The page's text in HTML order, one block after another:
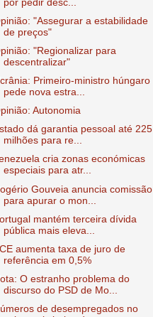
por pedir desc...
"Assegurar a estabilidade
de preços"
"Regionalizar para
descentralizar"
Primeiro-ministro húngaro
pede nova estra...
Autonomia
dá garantia pessoal até 225
milhões para re...
cria zonas económicas
especiais para atr...
Gouveia anuncia comissão
para apurar o mon...
mantém terceira dívida
pública mais eleva...
aumenta taxa de juro de
referência em 0,5%
O estranho problema do
discurso do PSD de Mo...
de desempregados no